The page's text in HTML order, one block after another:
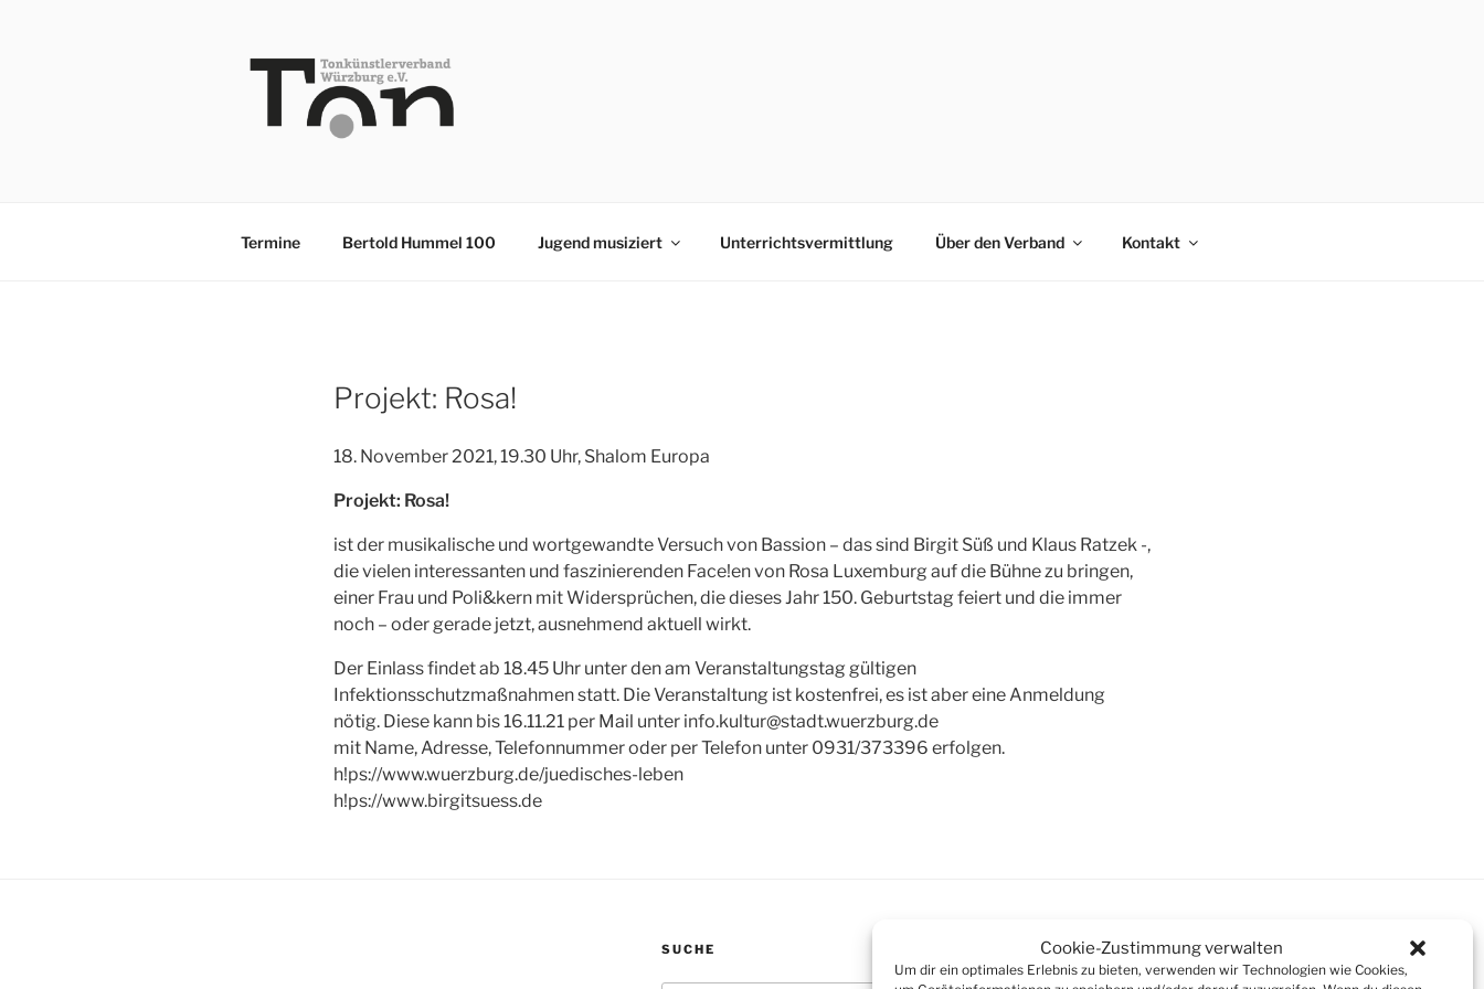
Cookie-Zustimmung verwalten
Um dir ein optimales Erlebnis zu bieten, verwenden wir Technologien wie Cookies,
Termine Bertold Hummel 100 Jugend musiziert Unterrichtsvermittlung Über den Verband Kontakt
Projekt: Rosa!
18. November 2021, 19.30 Uhr, Shalom Europa
Projekt: Rosa!
ist der musikalische und wortgewandte Versuch von Bassion – das sind Birgit Süß und Klaus Ratzek -,
die vielen interessanten und faszinierenden Face!en von Rosa Luxemburg auf die Bühne zu bringen,
einer Frau und Poli&kern mit Widersprüchen, die dieses Jahr 150. Geburtstag feiert und die immer
noch – oder gerade jetzt, ausnehmend aktuell wirkt.
Der Einlass findet ab 18.45 Uhr unter den am Veranstaltungstag gültigen
Infektionsschutzmaßnahmen statt. Die Veranstaltung ist kostenfrei, es ist aber eine Anmeldung
nötig. Diese kann bis 16.11.21 per Mail unter info.kultur@stadt.wuerzburg.de
mit Name, Adresse, Telefonnummer oder per Telefon unter 0931/373396 erfolgen.
h!ps://www.wuerzburg.de/juedisches-leben
h!ps://www.birgitsuess.de
SUCHE